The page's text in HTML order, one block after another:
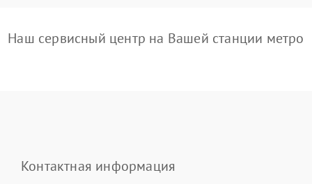
Наш сервисный центр на Вашей станции метро
Контактная информация